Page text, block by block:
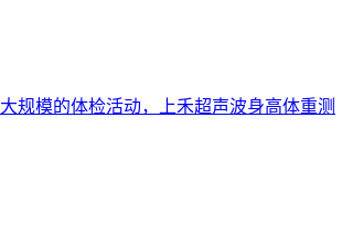
规模的体检活动，上禾超声波身高体重测